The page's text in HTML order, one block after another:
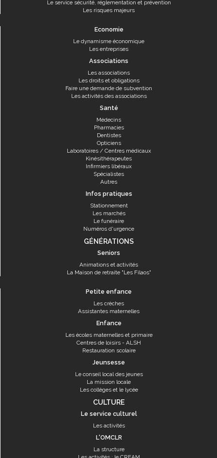
Le service sécurité, réglementation et prévention
Les risques majeurs
Economie
Le dynamisme économique
Les entreprises
Associations
Les associations
Les droits et obligations
Faire une demande de subvention
Les activités des associations
Santé
Médecins
Pharmacies
Dentistes
Opticiens
Laboratoires / Centres médicaux
Kinésithérapeutes
Infirmiers libéraux
Spécialistes
Autres
Infos pratiques
Stationnement
Les marchés
Le funéraire
Numéros d'urgence
GÉNÉRATIONS
Seniors
Animations et activités
La Maison de retraite "Les Filaos"
Petite enfance
Les crèches
Assistantes maternelles
Enfance
Les écoles maternelles et primaire
Centres de loisirs - ALSH
Restauration scolaire
Jeunsesse
Le conseil local des jeunes
La mission locale
Les collèges et le lycée
CULTURE
Le service culturel
Les activités
L'OMCLR
La structure